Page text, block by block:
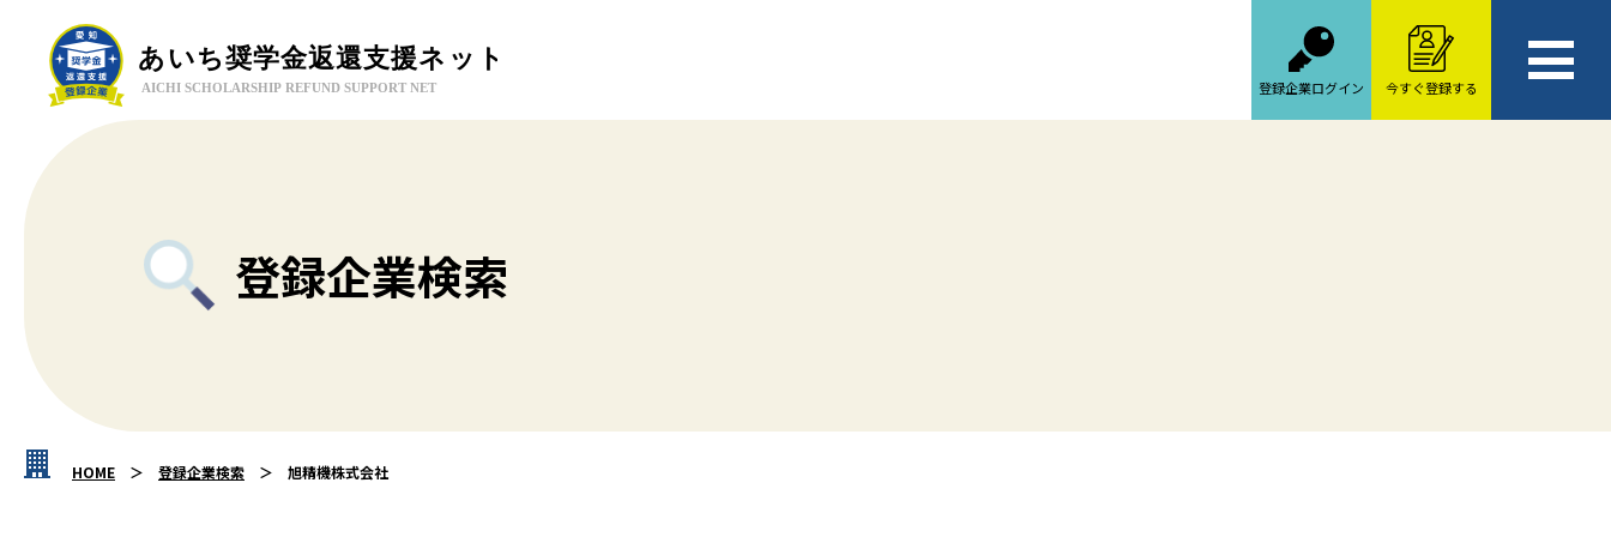
登録企業ログイン 今すぐ登録する
登録企業検索
HOME 登録企業検索 旭精機株式会社